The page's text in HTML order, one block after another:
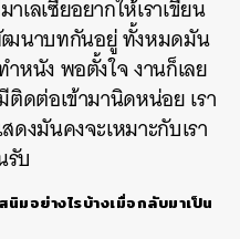
ลเซียอยากให้เราเขียน
นาบทกันอยู่ ทั้งหมดมัน
ำหนัง พอตั้งใจ งานก็เลย
ดต่อเข้ามานิดหน่อย เรา
ดงมันคงจะเหมาะกับเรา
บ
มอย่างไรบ้างเมื่อกลับมาเป็น